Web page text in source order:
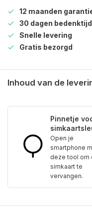
12 maanden
30 dagen bedenktijd
Snelle levering
Gratis bezorgd
Inhoud van de
Pinnetje
Open je
smartphone
deze tool om
simkaart te
vervangen.